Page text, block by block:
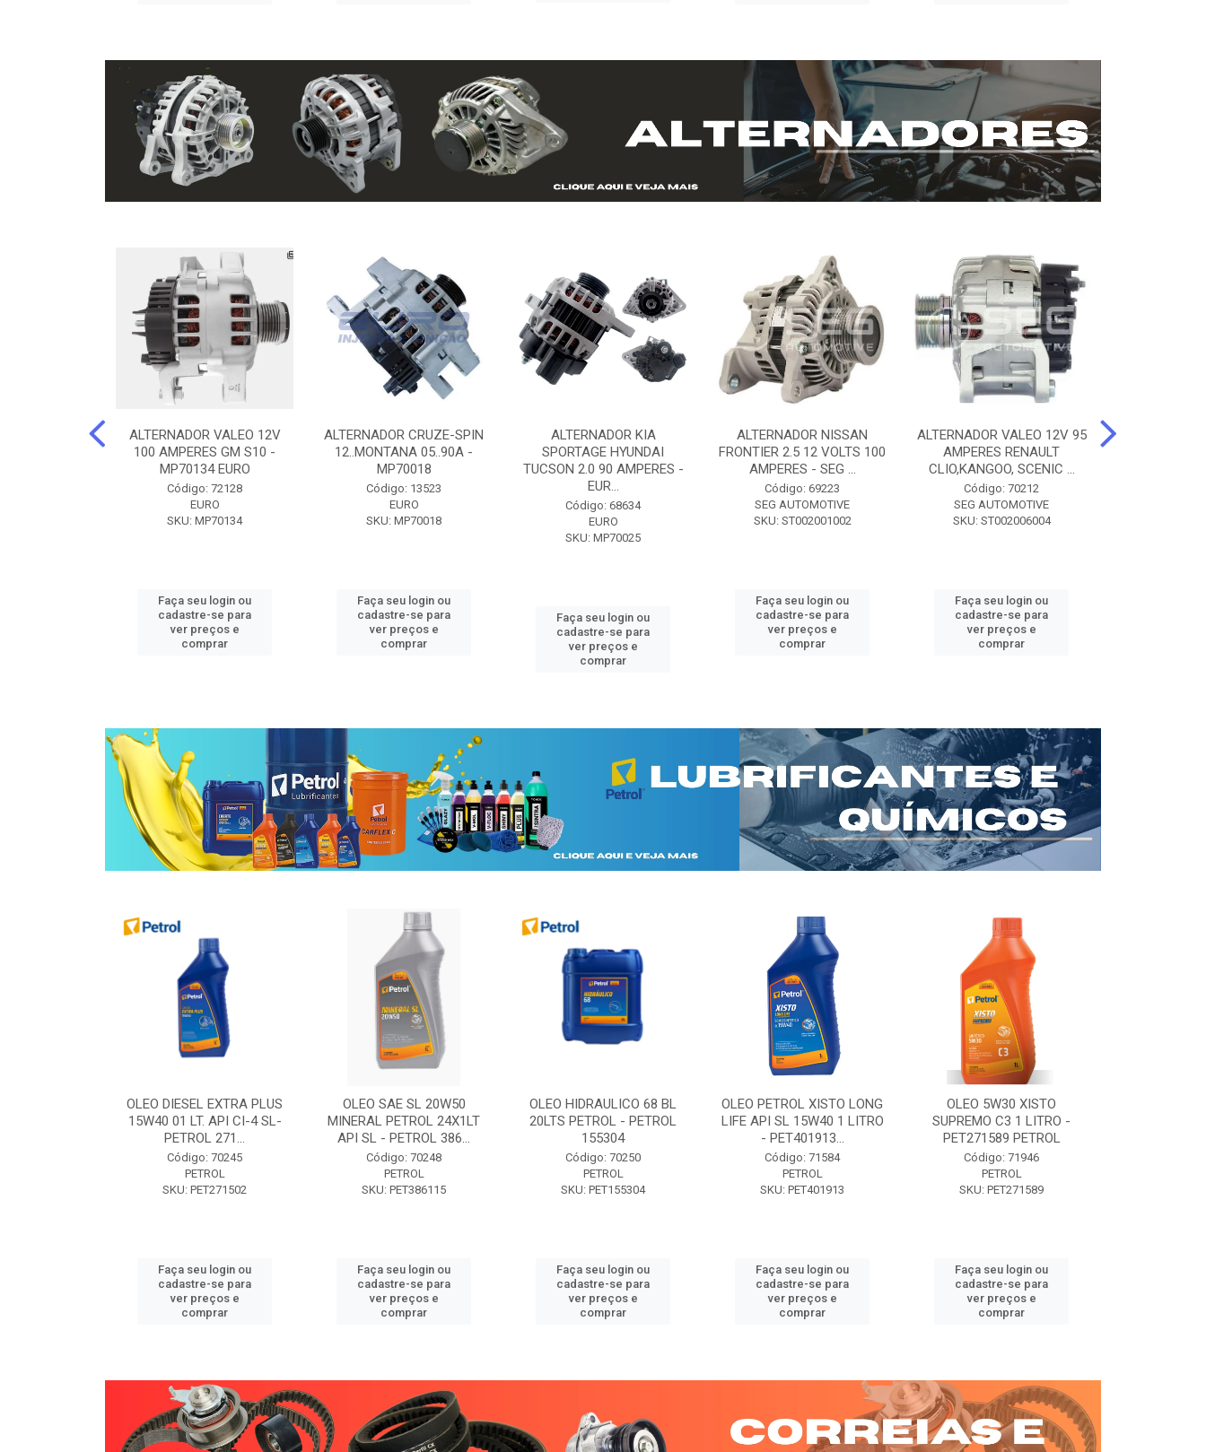
ALTERNADOR VALEO 12V
100 AMPERES GM S10 -
MP70134 EURO
Código: 72128
EURO
SKU: MP70134
Faça seu login ou
cadastre-se para
ver preços e
comprar
ALTERNADOR CRUZE-SPIN
12..MONTANA 05..90A -
MP70018
Código: 13523
EURO
SKU: MP70018
Faça seu login ou
cadastre-se para
ver preços e
comprar
ALTERNADOR KIA
SPORTAGE HYUNDAI
TUCSON 2.0 90 AMPERES -
EUR...
Código: 68634
EURO
SKU: MP70025
Faça seu login ou
cadastre-se para
ver preços e
comprar
ALTERNADOR NISSAN
FRONTIER 2.5 12 VOLTS 100
AMPERES - SEG ...
Código: 69223
SEG AUTOMOTIVE
SKU: ST002001002
Faça seu login ou
cadastre-se para
ver preços e
comprar
ALTERNADOR VALEO 12V 95
AMPERES RENAULT
CLIO,KANGOO, SCENIC ...
Código: 70212
SEG AUTOMOTIVE
SKU: ST002006004
Faça seu login ou
cadastre-se para
ver preços e
comprar
OLEO DIESEL EXTRA PLUS
15W40 01 LT. API CI-4 SL-
PETROL 271...
Código: 70245
PETROL
SKU: PET271502
Faça seu login ou
cadastre-se para
ver preços e
comprar
OLEO SAE SL 20W50
MINERAL PETROL 24X1LT
API SL - PETROL 386...
Código: 70248
PETROL
SKU: PET386115
Faça seu login ou
cadastre-se para
ver preços e
comprar
OLEO HIDRAULICO 68 BL
20LTS PETROL - PETROL
155304
Código: 70250
PETROL
SKU: PET155304
Faça seu login ou
cadastre-se para
ver preços e
comprar
OLEO PETROL XISTO LONG
LIFE API SL 15W40 1 LITRO
- PET401913...
Código: 71584
PETROL
SKU: PET401913
Faça seu login ou
cadastre-se para
ver preços e
comprar
OLEO 5W30 XISTO
SUPREMO C3 1 LITRO -
PET271589 PETROL
Código: 71946
PETROL
SKU: PET271589
Faça seu login ou
cadastre-se para
ver preços e
comprar